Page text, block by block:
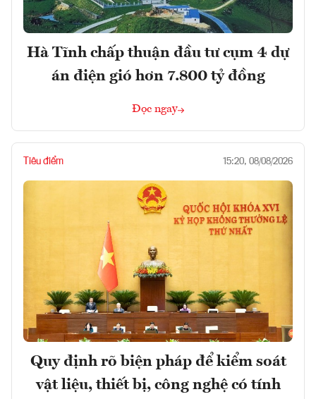
Hà Tĩnh chấp thuận đầu tư cụm 4 dự
án điện gió hơn 7.800 tỷ đồng
Đọc ngay
Tiêu điểm 15:20, 08/08/2026
Quy định rõ biện pháp để kiểm soát
vật liệu, thiết bị, công nghệ có tính